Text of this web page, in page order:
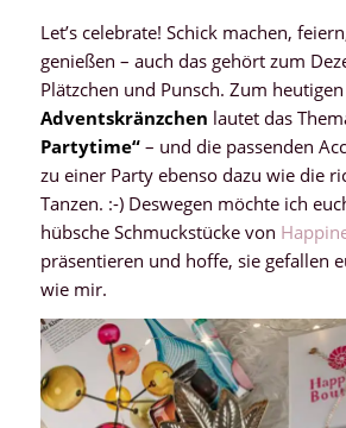
Let’s celebrate! Schick machen,
genießen – auch das gehört zum
Plätzchen und Punsch. Zum heutigen
Adventskränzchen lautet das
Partytime“– und die passenden
zu einer Party ebenso dazu wie die
Tanzen. :-) Deswegen möchte ich
hübsche Schmuckstücke von
präsentieren und hoffe, sie gefallen
wie mir.